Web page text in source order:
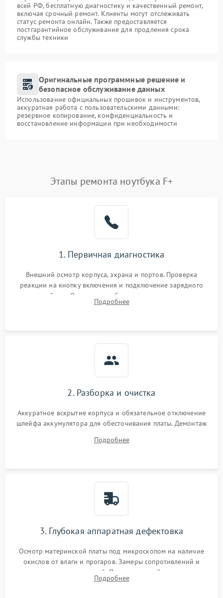
всей РФ, бесплатную диагностику и качественный ремонт,
включая срочный ремонт. Клиенты могут отслеживать
статус ремонта онлайн. Также предоставляется
постгарантийное обслуживание для продления срока
службы техники
Оригинальные программные решение и
безопасное обслуживание данных
Использование официальных прошивок и инструментов,
аккуратная работа с пользовательскими данными:
резервное копирование, конфиденциальность и
восстановление информации при необходимости
Этапы ремонта ноутбука F+
1. Первичная диагностика
Внешний осмотр корпуса, экрана и портов. Проверка
реакции на кнопку включения и подключение зарядного
устройства. Оценка потребления тока с помощью
лабораторного блока питания для локализации проблемы.
Подробнее
2. Разборка и очистка
Аккуратное вскрытие корпуса и обязательное отключение
шлейфа аккумулятора для обесточивания платы. Демонтаж
высохшей термопасты с кристаллов чипов.
Подробнее
3. Глубокая аппаратная дефектовка
Осмотр материнской платы под микроскопом на наличие
окислов от влаги и прогаров. Замеры сопротивлений и
дежурных напряжений. Проверка цепей питания,
мультиконтроллера, процессора и видеочипа.
Подробнее